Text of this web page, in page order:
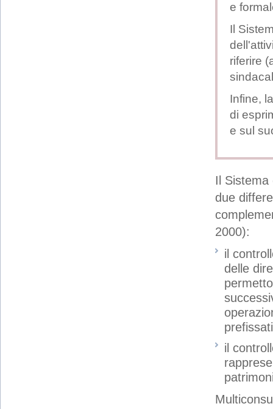
e
Il
riferire
Infine,
di
e sul
Il Sistema
due
2000):
il
delle
il